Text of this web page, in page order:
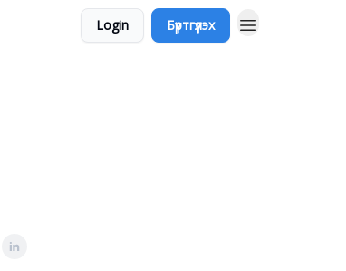
Login Бүртгүүлэх